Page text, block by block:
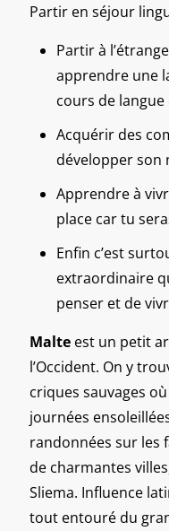
Partir en séjour
Partir à
apprendre une
cours de langue
Acquérir des
développer son
Apprendre à
place car tu
Enfin c’est
extraordinaire
penser et de
Malte est un petit
l’Occident. On y
criques sauvages
journées
randonnées sur les
de charmantes
Sliema. Influence
tout entouré du